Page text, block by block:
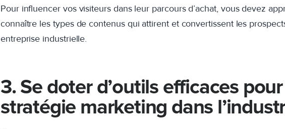
Pour influencer vos visiteurs dans leur parcours d’achat, vous devez
connaître les types de contenus qui attirent et convertissent les
entreprise industrielle.
3. Se doter d’outils efficaces
stratégie marketing dans